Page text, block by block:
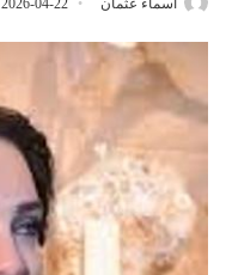
اسماء عثمان 2026-04-22